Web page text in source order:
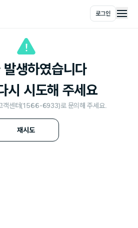
로그인 메인
발생하였습니다
시 시도해 주세요
객센터(1566-6933)로 문의해 주세요.
재시도